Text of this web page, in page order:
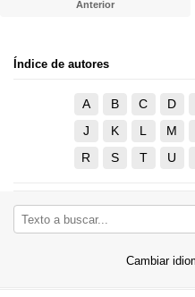
Anterior
Índice de autores
A B C D
J
K L M
R
S T U
Cambiar